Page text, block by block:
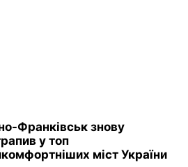
Франківськ знову
у топ
міст України